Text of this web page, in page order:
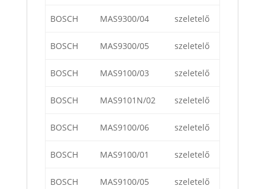
BOSCH MAS9300/04 szeletelő
BOSCH MAS9300/05 szeletelő
BOSCH MAS9100/03 szeletelő
BOSCH MAS9101N/02 szeletelő
BOSCH MAS9100/06 szeletelő
BOSCH MAS9100/01 szeletelő
BOSCH MAS9100/05 szeletelő